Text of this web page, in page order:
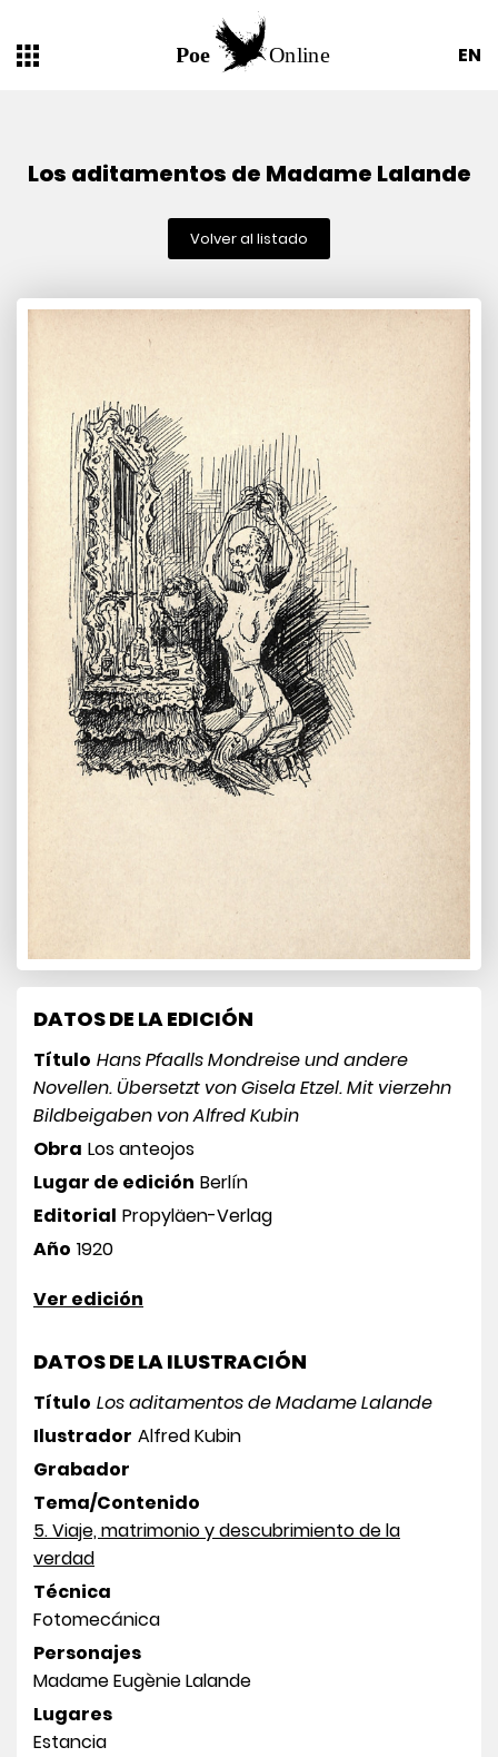
EN
Los aditamentos de Madame Lalande
Volver al listado
DATOS DE LA EDICIÓN
Título Hans Pfaalls Mondreise und andere
Novellen. Übersetzt von Gisela Etzel. Mit vierzehn
Bildbeigaben von Alfred Kubin
Obra Los anteojos
Lugar de edición Berlín
Editorial Propyläen-Verlag
Año 1920
Ver edición
DATOS DE LA ILUSTRACIÓN
Título Los aditamentos de Madame Lalande
Ilustrador Alfred Kubin
Grabador
Tema/Contenido
5. Viaje, matrimonio y descubrimiento de la
verdad
Técnica
Fotomecánica
Personajes
Madame Eugènie Lalande
Lugares
Estancia